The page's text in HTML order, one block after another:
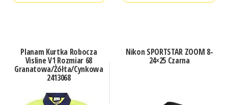
Planam Kurtka Robocza
Visline V1 Rozmiar 68
Granatowa/Żółta/Cynkowa
2413068
Nikon SPORTSTAR ZOOM 8-
24×25 Czarna